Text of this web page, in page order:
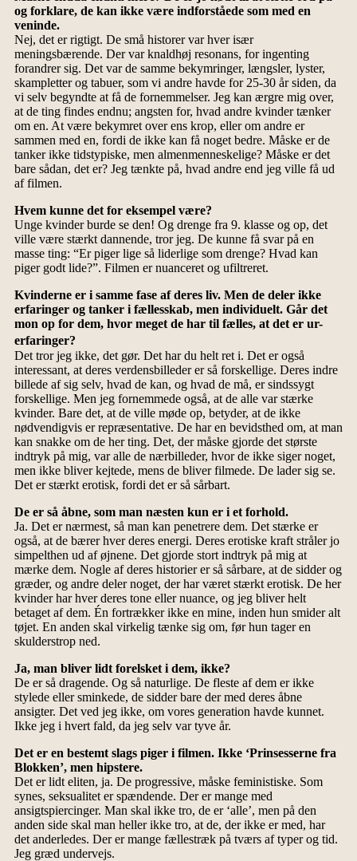
og forklare, de kan ikke være indforståede som med en
veninde.
Nej, det er rigtigt. De små historer var hver især
meningsbærende. Der var knaldhøj resonans, for ingenting
forandrer sig. Det var de samme bekymringer, længsler, lyster,
skampletter og tabuer, som vi andre havde for 25-30 år siden, da
vi selv begyndte at få de fornemmelser. Jeg kan ærgre mig over,
at de ting findes endnu; angsten for, hvad andre kvinder tænker
om en. At være bekymret over ens krop, eller om andre er
sammen med en, fordi de ikke kan få noget bedre. Måske er de
tanker ikke tidstypiske, men almenmenneskelige? Måske er det
bare sådan, det er? Jeg tænkte på, hvad andre end jeg ville få ud
af filmen.
Hvem kunne det for eksempel være?
Unge kvinder burde se den! Og drenge fra 9. klasse og op, det
ville være stærkt dannende, tror jeg. De kunne få svar på en
masse ting: “Er piger lige så liderlige som drenge? Hvad kan
piger godt lide?”. Filmen er nuanceret og ufiltreret.
Kvinderne er i samme fase af deres liv. Men de deler ikke
erfaringer og tanker i fællesskab, men individuelt. Går det
mon op for dem, hvor meget de har til fælles, at det er ur-
erfaringer?
Det tror jeg ikke, det gør. Det har du helt ret i. Det er også
interessant, at deres verdensbilleder er så forskellige. Deres indre
billede af sig selv, hvad de kan, og hvad de må, er sindssygt
forskellige. Men jeg fornemmede også, at de alle var stærke
kvinder. Bare det, at de ville møde op, betyder, at de ikke
nødvendigvis er repræsentative. De har en bevidsthed om, at man
kan snakke om de her ting. Det, der måske gjorde det største
indtryk på mig, var alle de nærbilleder, hvor de ikke siger noget,
men ikke bliver kejtede, mens de bliver filmede. De lader sig se.
Det er stærkt erotisk, fordi det er så sårbart.
De er så åbne, som man næsten kun er i et forhold.
Ja. Det er nærmest, så man kan penetrere dem. Det stærke er
også, at de bærer hver deres energi. Deres erotiske kraft stråler jo
simpelthen ud af øjnene. Det gjorde stort indtryk på mig at
mærke dem. Nogle af deres historier er så sårbare, at de sidder og
græder, og andre deler noget, der har været stærkt erotisk. De her
kvinder har hver deres tone eller nuance, og jeg bliver helt
betaget af dem. Én fortrækker ikke en mine, inden hun smider alt
tøjet. En anden skal virkelig tænke sig om, før hun tager en
skulderstrop ned.
Ja, man bliver lidt forelsket i dem, ikke?
De er så dragende. Og så naturlige. De fleste af dem er ikke
stylede eller sminkede, de sidder bare der med deres åbne
ansigter. Det ved jeg ikke, om vores generation havde kunnet.
Ikke jeg i hvert fald, da jeg selv var tyve år.
Det er en bestemt slags piger i filmen. Ikke ‘Prinsesserne fra
Blokken’, men hipstere.
Det er lidt eliten, ja. De progressive, måske feministiske. Som
synes, seksualitet er spændende. Der er mange med
ansigtspiercinger. Man skal ikke tro, de er ‘alle’, men på den
anden side skal man heller ikke tro, at de, der ikke er med, har
det anderledes. Der er mange fællestræk på tværs af typer og tid.
Jeg græd undervejs.